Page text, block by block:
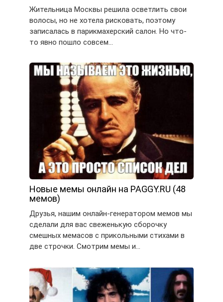
Жительница Москвы решила осветлить свои
волосы, но не хотела рисковать, поэтому
записалась в парикмахерский салон. Но что-
то явно пошло совсем…
Новые мемы онлайн на PAGGY.RU (48
мемов)
Друзья, нашим онлайн-генератором мемов мы
сделали для вас свеженькую сборочку
смешных мемасов с прикольными стихами в
две строчки. Смотрим мемы и…